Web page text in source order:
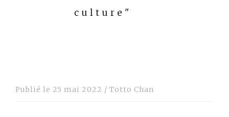
culture"
Publié le 25 mai 2022 / Totto Chan